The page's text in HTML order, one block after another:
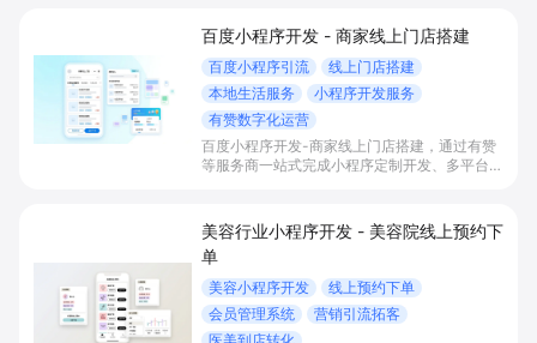
百度小程序开发 - 商家线上门店搭建
百度小程序引流
线上门店搭建
本地生活服务
小程序开发服务
有赞数字化运营
百度小程序开发-商家线上门店搭建，通过有赞
等服务商一站式完成小程序定制开发、多平台联
提升到店与下单转化。
美容行业小程序开发 - 美容院线上预约下
单
美容小程序开发
线上预约下单
会员管理系统
营销引流拓客